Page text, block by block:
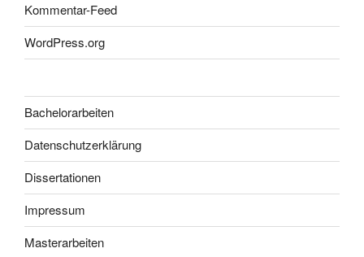
Kommentar-Feed
WordPress.org
Bachelorarbeiten
Datenschutzerklärung
Dissertationen
Impressum
Masterarbeiten